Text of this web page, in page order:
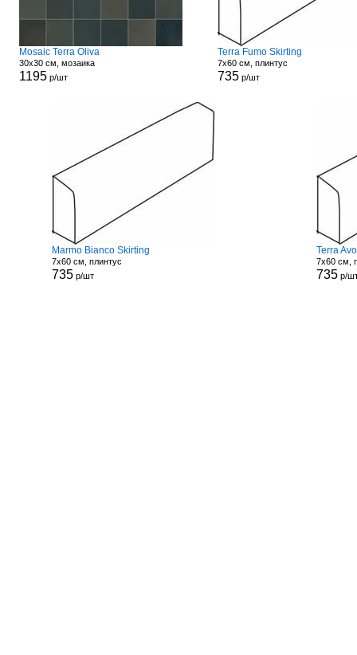
Mosaic Terra Oliva
30x30 см, мозаика
1195р/шт
Terra Fumo Skirting
7x60 см, плинтус
735р/шт
Marmo Bianco Skirting
7x60 см, плинтус
735 р/шт
Terra
7x60 см,
735 р/